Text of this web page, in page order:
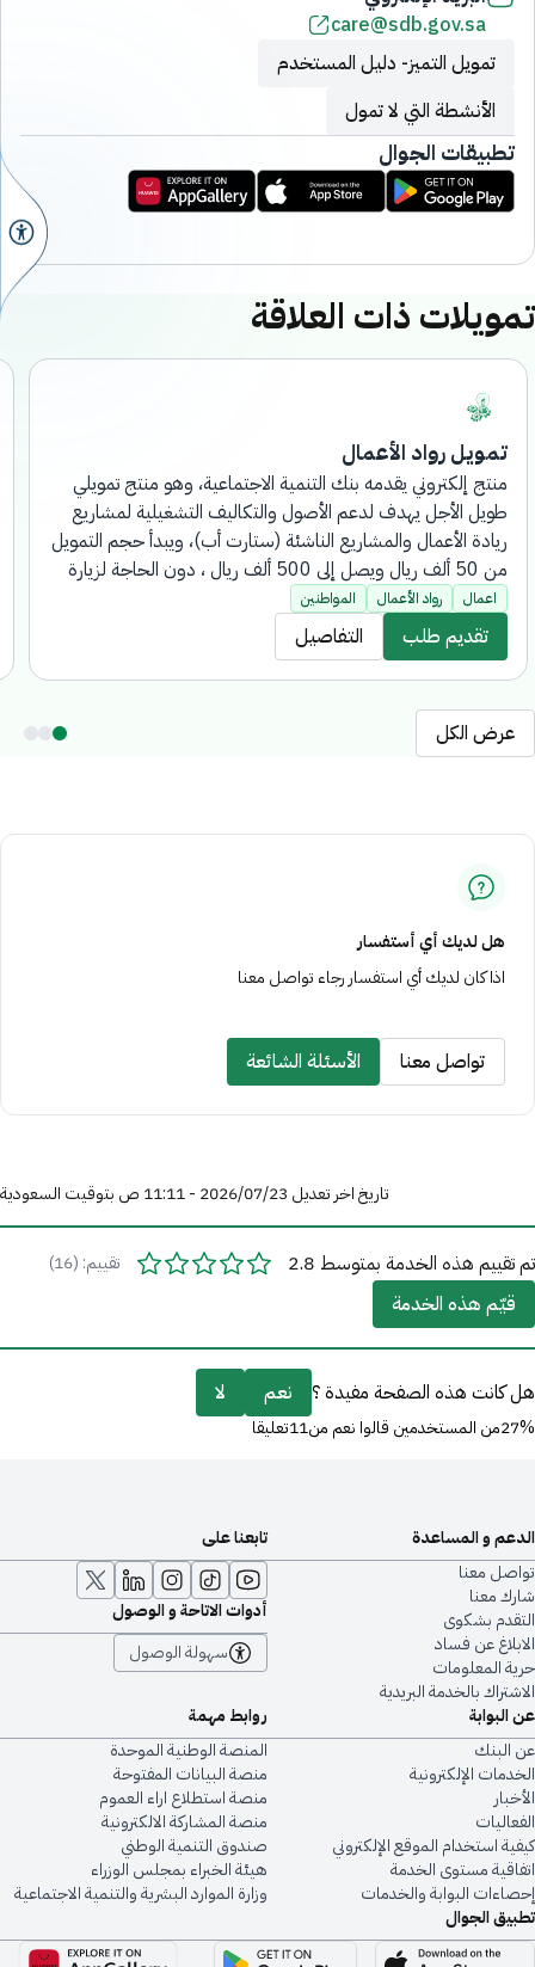
care@sdb.gov.sa
تمويل التميز- دليل المستخدم
الأنشطة التي لا تمول
تطبيقات الجوال
تمويلات ذات العلاقة
تمويل رواد الأعمال
منتج إلكتروني يقدمه بنك التنمية الاجتماعية، وهو منتج تمويلي
طويل الأجل يهدف لدعم الأصول والتكاليف التشغيلية لمشاريع
ريادة الأعمال والمشاريع الناشئة (ستارت أب)، ويبدأ حجم التمويل
من 50 ألف ريال ويصل إلى 500 ألف ريال ، دون الحاجة لزيارة
فروع البنك.
اعمال رواد الأعمال المواطنين
تقديم طلب التفاصيل
عرض الكل
هل لديك أي أستفسار
اذا كان لديك أي استفسار رجاء تواصل معنا
تواصل معنا الأسئلة الشائعة
تاريخ اخر تعديل 23‏/07‏/2026 - 11:11 ص بتوقيت السعودية
تم تقييم هذه الخدمة بمتوسط 2.8 تقييم: (16)
قيّم هذه الخدمة
هل كانت هذه الصفحة مفيدة ؟ نعم لا
27%من المستخدمين قالوا نعم من11تعليقا
عن البوابة
عن البنك
الخدمات الإلكترونية
الأخبار
الفعاليات
كيفية استخدام الموقع الإلكتروني
اتفاقية مستوى الخدمة
إحصاءات البوابة والخدمات
روابط مهمة
المنصة الوطنية الموحدة
منصة البيانات المفتوحة
منصة استطلاع اراء العموم
منصة المشاركة الالكترونية
صندوق التنمية الوطني
هيئة الخبراء بمجلس الوزراء
وزارة الموارد البشرية والتنمية الاجتماعية
الدعم و المساعدة
تواصل معنا
شارك معنا
التقدم بشكوى
الابلاغ عن فساد
حرية المعلومات
الاشتراك بالخدمة البريدية
تابعنا على
أدوات الاتاحة و الوصول
سهولة الوصول
تطبيق الجوال